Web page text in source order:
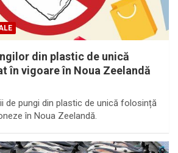
din plastic de unică
în vigoare în Noua Zeelandă
de pungi din plastic de unică folosință
în Noua Zeelandă.